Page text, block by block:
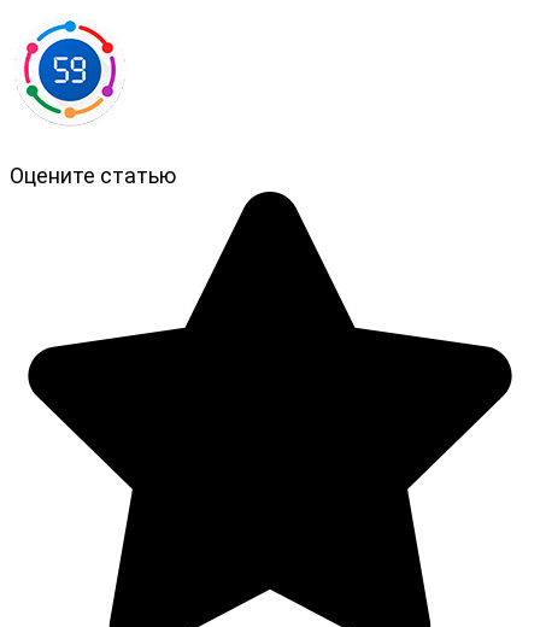
Оцените статью